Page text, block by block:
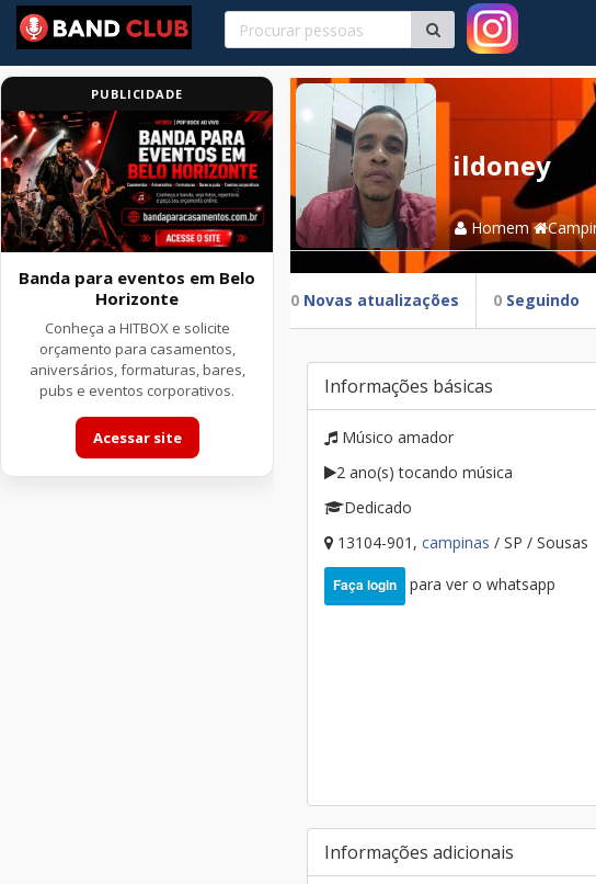
PUBLICIDADE
Banda para eventos em Belo
Horizonte
Conheça a HITBOX e solicite
orçamento para casamentos,
aniversários, formaturas, bares,
pubs e eventos corporativos.
Acessar site
ildoney
Homem
0 Novas atualizações 0 Seguindo
Informações básicas
Músico amador
2 ano(s) tocando música
Dedicado
13104-901, campinas / SP / Sousas
Faça login para ver o whatsapp
Informações adicionais